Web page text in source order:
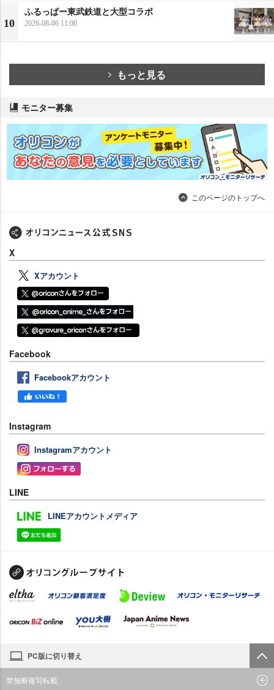
10
ふるっぱー東武鉄道と大型コラボ
2026-08-06 11:00
もっと見る
モニター募集
このページのトップへ
X
Xアカウント
Facebook
Facebookアカウント
Instagram
Instagramアカウント
LINE
LINEアカウントメディア
PC版に切り替え
禁無断複写転載